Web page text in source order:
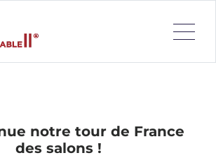
notre tour de France
des salons !